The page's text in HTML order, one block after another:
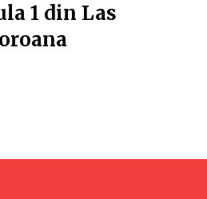
1 din Las